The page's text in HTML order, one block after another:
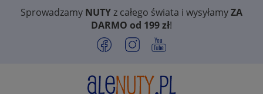
Sprowadzamy NUTYz całego świata i wysyłamyZA
DARMO od 199 zł!